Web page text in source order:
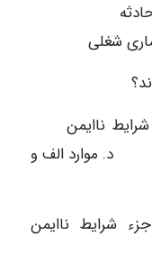
حادثه
شغلی
ناایمن
الف و
جزء شرایط ناایمن